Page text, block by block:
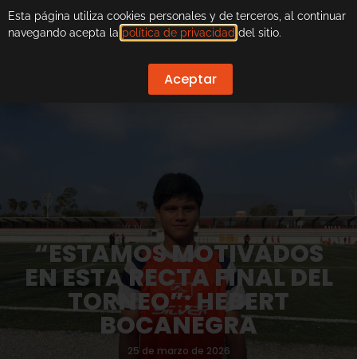
“ESTAMOS MOTIVADOS
EN ESTA RECTA FINAL DEL
TORNEO”: HEBERT
BOCANEGRA
25 de marzo de 2026
Esta página utiliza cookies personales y de terceros, al continuar
navegando acepta la política de privacidad del sitio.
Aceptar